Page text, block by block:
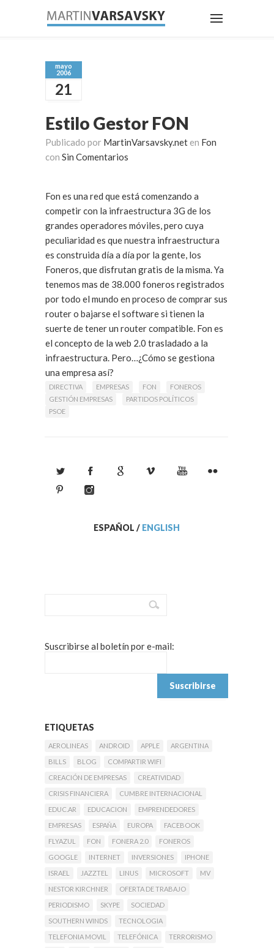
mayo
2006
21
Estilo Gestor FON
Publicado por MartinVarsavsky.net en Fon
con Sin Comentarios
Fon es una red que está comenzando a
competir con la infraestructura 3G de los
grandes operadores móviles, pero cuya
peculiaridad es que nuestra infraestructura
es construida día a día por la gente, los
Foneros, que disfrutan gratis de la misma. Ya
tenemos mas de 38.000 foneros registrados
por todo el mundo en proceso de comprar sus
router o bajarse el software si tienen la
suerte de tener un router compatible. Fon es
el concepto de la web 2.0 trasladado a la
infraestructura. Pero…¿Cómo se gestiona
una empresa así?
Leer Más
DIRECTIVA EMPRESAS FON
FONEROS
GESTIÓN EMPRESAS
PARTIDOS POLÍTICOS
PSOE
ESPAÑOL / ENGLISH
Suscribirse al boletín por e-mail:
ETIQUETAS
AEROLINEAS ANDROID APPLE
ARGENTINA
BILLS
BLOG
COMPARTIR WIFI
CREACIÓN DE EMPRESAS
CREATIVIDAD
CRISIS FINANCIERA
CUMBRE INTERNACIONAL
EDUC.AR
EDUCACION
EMPRENDEDORES
EMPRESAS
ESPAÑA EUROPA
FACEBOOK
FLYAZUL
FON FONERA 2.0
FONEROS
GOOGLE
INTERNET INVERSIONES
IPHONE
ISRAEL
JAZZTEL LINUS MICROSOFT
MV
NESTOR KIRCHNER
OFERTA DE TRABAJO
PERIODISMO
SKYPE
SOCIEDAD
SOUTHERN WINDS
TECNOLOGIA
TELEFONIA MOVIL
TELEFÓNICA
TERRORISMO